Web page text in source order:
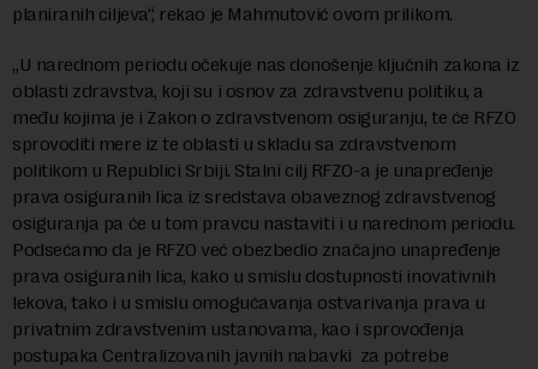
planiranih ciljeva“, rekao je Mahmutović ovom prilikom.
„U narednom periodu očekuje nas donošenje ključnih zakona iz
oblasti zdravstva, koji su i osnov za zdravstvenu politiku, a
među kojima je i Zakon o zdravstvenom osiguranju, te će RFZO
sprovoditi mere iz te oblasti u skladu sa zdravstvenom
politikom u Republici Srbiji. Stalni cilj RFZO-a je unapređenje
prava osiguranih lica iz sredstava obaveznog zdravstvenog
osiguranja pa će u tom pravcu nastaviti i u narednom periodu.
Podsećamo da je RFZO već obezbedio značajno unapređenje
prava osiguranih lica, kako u smislu dostupnosti inovativnih
lekova, tako i u smislu omogućavanja ostvarivanja prava u
privatnim zdravstvenim ustanovama, kao i sprovođenja
postupaka Centralizovanih javnih nabavki za potrebe